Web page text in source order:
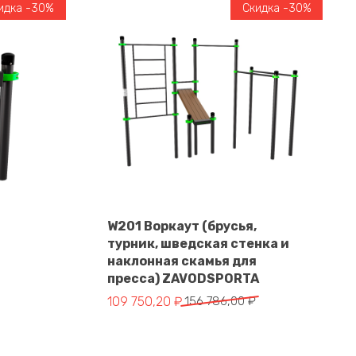
-30%
63 331,00 ₽.
В корзину
Скидка -30%
W201 Воркаут (брусья,
турник, шведская стенка и
наклонная скамья для
пресса) ZAVODSPORTA
156 786,00₽
Первоначальная цена составляла 156
109 750,20 ₽
Текущая цена: 109 750,20 ₽.